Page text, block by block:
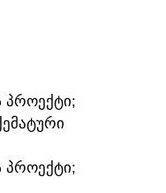
ᲞᲠᲝᲔᲥᲢᲘ;
ᲞᲠᲝᲔᲥᲢᲘ;